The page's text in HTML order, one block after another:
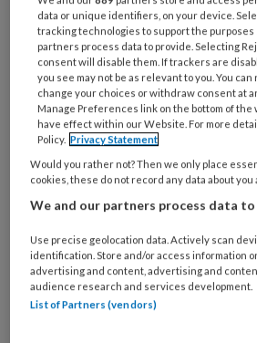
leveren. Om te beginnen
voorlichtingsbrochure voor
gemaakt. Het boekje
de risicogroepen, risicotabel
behandeling. Of de risicotabel
de NHG-Standaard) en een
zo begrijpelijk zijn vraag ik me
behandeling is het boekje ook
gebruiken. In het volgende
TPO publiceren we een artikel
patiënten goed kunt
Het patiëntenboekje is te
data or unique identifiers, on your device.
tracking technologies to support the
partners process data to provide. Selecting
consent will disable them. If trackers are
you see may not be as relevant to you. You
change your choices or withdraw consent at
Manage Preferences link on the bottom of the
have effect within our Website. For more
Policy. Privacy Statement
Would you rather not? Then we only place
cookies, these do not record any data about you
We and our partners process data
Use precise geolocation data. Actively scan
identification. Store and/or access information
advertising and content, advertising and
audience research and services development.
List of Partners (vendors)